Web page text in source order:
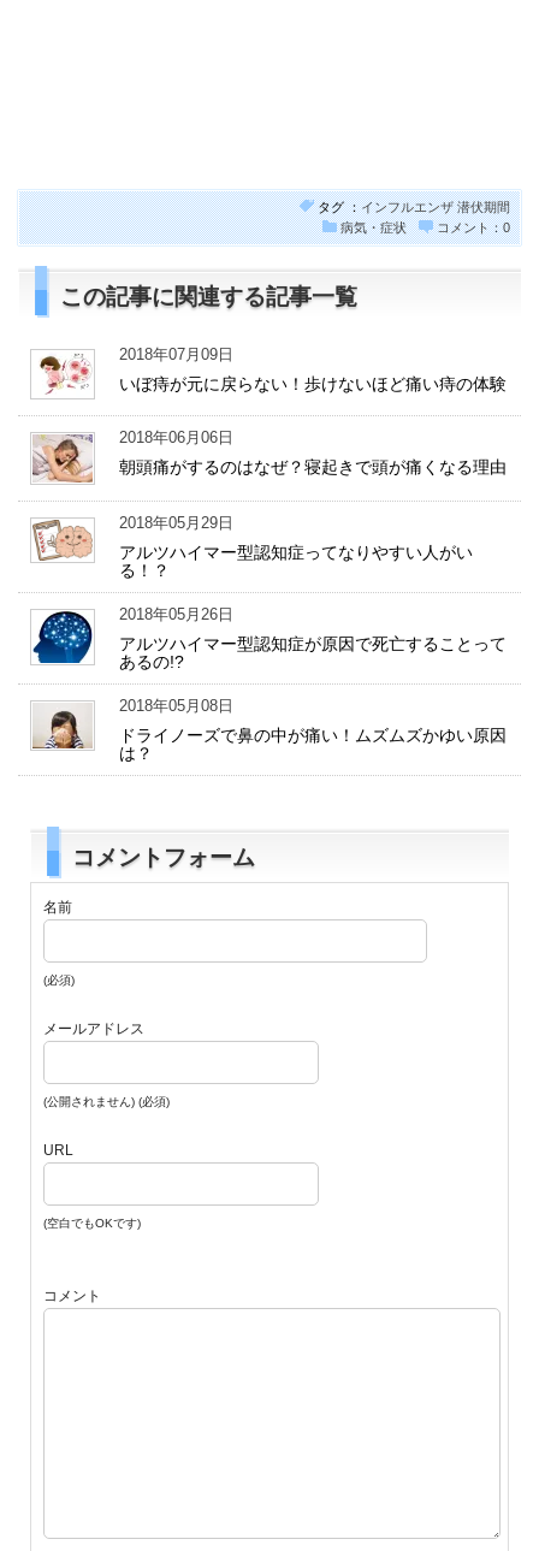
タグ ：インフルエンザ 潜伏期間
病気・症状
コメント：0
この記事に関連する記事一覧
2018年07月09日
いぼ痔が元に戻らない！歩けないほど痛い痔の体験
2018年06月06日
朝頭痛がするのはなぜ？寝起きで頭が痛くなる理由
2018年05月29日
アルツハイマー型認知症ってなりやすい人がい
る！？
2018年05月26日
アルツハイマー型認知症が原因で死亡することって
あるの!?
2018年05月08日
ドライノーズで鼻の中が痛い！ムズムズかゆい原因
は？
コメントフォーム
名前
(必須)
メールアドレス
(公開されません) (必須)
URL
(空白でもOKです)
コメント